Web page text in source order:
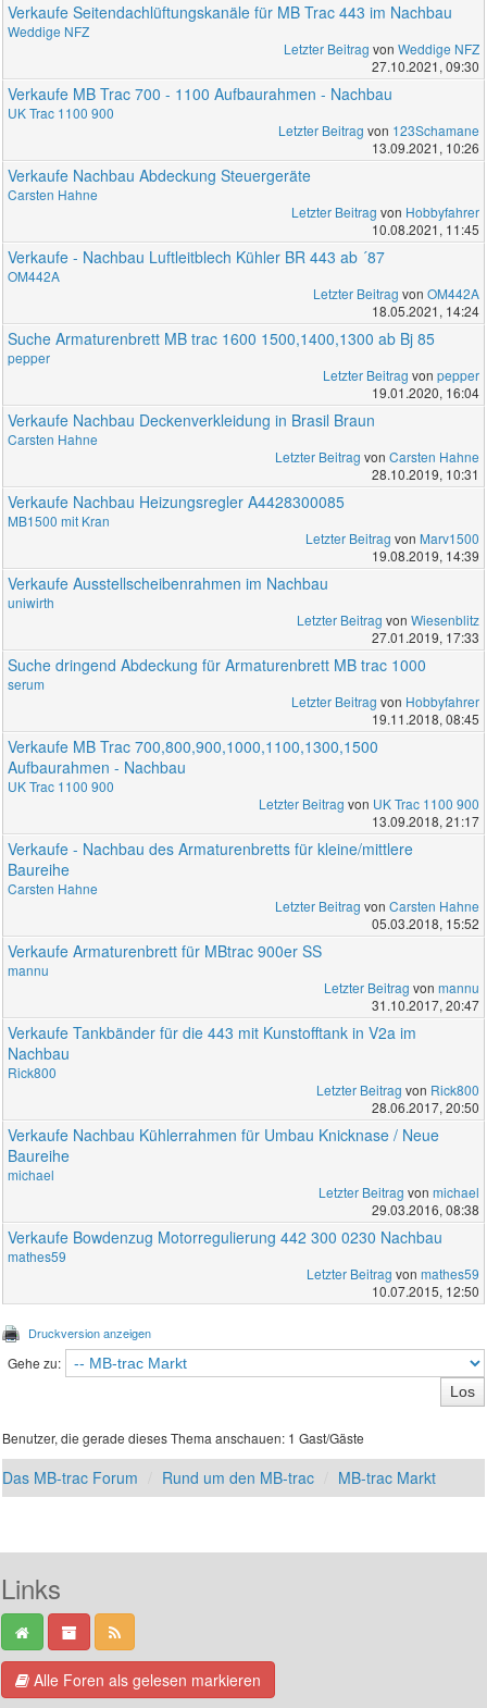
Verkaufe Seitendachlüftungskanäle für MB Trac 443 im Nachbau
Weddige NFZ
Letzter Beitrag von Weddige NFZ
27.10.2021, 09:30
Verkaufe MB Trac 700 - 1100 Aufbaurahmen - Nachbau
UK Trac 1100 900
Letzter Beitrag von 123Schamane
13.09.2021, 10:26
Verkaufe Nachbau Abdeckung Steuergeräte
Carsten Hahne
Letzter Beitrag von Hobbyfahrer
10.08.2021, 11:45
Verkaufe - Nachbau Luftleitblech Kühler BR 443 ab ´87
OM442A
Letzter Beitrag von OM442A
18.05.2021, 14:24
Suche Armaturenbrett MB trac 1600 1500,1400,1300 ab Bj 85
pepper
Letzter Beitrag von pepper
19.01.2020, 16:04
Verkaufe Nachbau Deckenverkleidung in Brasil Braun
Carsten Hahne
Letzter Beitrag von Carsten Hahne
28.10.2019, 10:31
Verkaufe Nachbau Heizungsregler A4428300085
MB1500 mit Kran
Letzter Beitrag von Marv1500
19.08.2019, 14:39
Verkaufe Ausstellscheibenrahmen im Nachbau
uniwirth
Letzter Beitrag von Wiesenblitz
27.01.2019, 17:33
Suche dringend Abdeckung für Armaturenbrett MB trac 1000
serum
Letzter Beitrag von Hobbyfahrer
19.11.2018, 08:45
Verkaufe MB Trac 700,800,900,1000,1100,1300,1500
Aufbaurahmen - Nachbau
UK Trac 1100 900
Letzter Beitrag von UK Trac 1100 900
13.09.2018, 21:17
Verkaufe - Nachbau des Armaturenbretts für kleine/mittlere
Baureihe
Carsten Hahne
Letzter Beitrag von Carsten Hahne
05.03.2018, 15:52
Verkaufe Armaturenbrett für MBtrac 900er SS
mannu
Letzter Beitrag von mannu
31.10.2017, 20:47
Verkaufe Tankbänder für die 443 mit Kunstofftank in V2a im
Nachbau
Rick800
Letzter Beitrag von Rick800
28.06.2017, 20:50
Verkaufe Nachbau Kühlerrahmen für Umbau Knicknase / Neue
Baureihe
michael
Letzter Beitrag von michael
29.03.2016, 08:38
Verkaufe Bowdenzug Motorregulierung 442 300 0230 Nachbau
mathes59
Letzter Beitrag von mathes59
10.07.2015, 12:50
Druckversion anzeigen
Gehe zu:
Benutzer, die gerade dieses Thema anschauen: 1 Gast/Gäste
Das MB-trac Forum Rund um den MB-trac MB-trac Markt
Links
Alle Foren als gelesen markieren